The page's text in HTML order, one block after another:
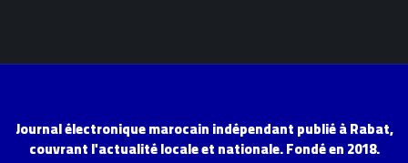
Journal électronique marocain indépendant publié à Rabat,
couvrant l'actualité locale et nationale. Fondé en 2018.